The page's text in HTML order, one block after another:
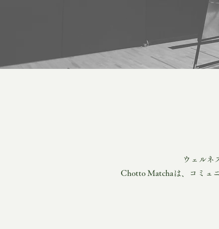
ウェルネ
Chotto Matchaは、コミュ